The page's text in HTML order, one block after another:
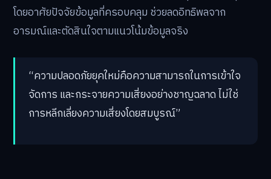
โดยอาศัยปัจจัยข้อมูลที่ครอบคลุม ช่วยลดอิทธิพลจาก
อารมณ์และตัดสินใจตามแนวโน้มข้อมูลจริง
“ความปลอดภัยยุคใหม่คือความสามารถในการเข้าใจ
จัดการ และกระจายความเสี่ยงอย่างชาญฉลาด ไม่ใช่
การหลีกเลี่ยงความเสี่ยงโดยสมบูรณ์”